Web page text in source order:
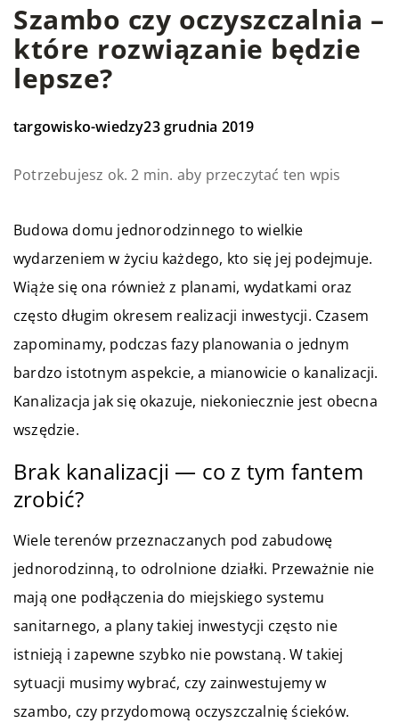
Szambo czy oczyszczalnia –
które rozwiązanie będzie
lepsze?
targowisko-wiedzy23 grudnia 2019
Potrzebujesz ok. 2 min. aby przeczytać ten wpis
Budowa domu jednorodzinnego to wielkie
wydarzeniem w życiu każdego, kto się jej podejmuje.
Wiąże się ona również z planami, wydatkami oraz
często długim okresem realizacji inwestycji. Czasem
zapominamy, podczas fazy planowania o jednym
bardzo istotnym aspekcie, a mianowicie o kanalizacji.
Kanalizacja jak się okazuje, niekoniecznie jest obecna
wszędzie.
Brak kanalizacji — co z tym fantem
zrobić?
Wiele terenów przeznaczanych pod zabudowę
jednorodzinną, to odrolnione działki. Przeważnie nie
mają one podłączenia do miejskiego systemu
sanitarnego, a plany takiej inwestycji często nie
istnieją i zapewne szybko nie powstaną. W takiej
sytuacji musimy wybrać, czy zainwestujemy w
szambo, czy przydomową oczyszczalnię ścieków.